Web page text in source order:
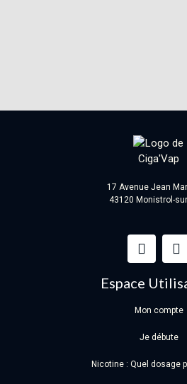
17 Avenue Jean
43120 Monistrol-
Espace
Mon compte
Je débute
Nicotine : Quel dosage